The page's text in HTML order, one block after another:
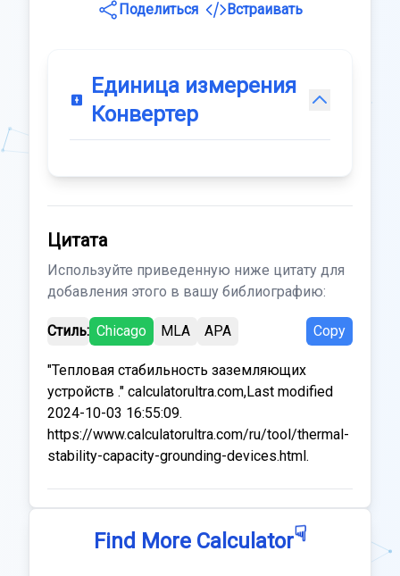
Поделиться
Встраивать
Единица измерения
Конвертер
Цитата
Используйте приведенную ниже цитату для
добавления этого в вашу библиографию:
Стиль: Chicago MLA APA Copy
"Тепловая стабильность заземляющих
устройств ." calculatorultra.com,Last modified
2024-10-03 16:55:09.
https://www.calculatorultra.com/ru/tool/thermal-
stability-capacity-grounding-devices.html.
Find More Calculator☟